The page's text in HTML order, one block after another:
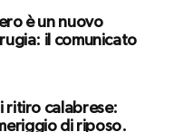
è un nuovo
il comunicato
ritiro calabrese:
di riposo.